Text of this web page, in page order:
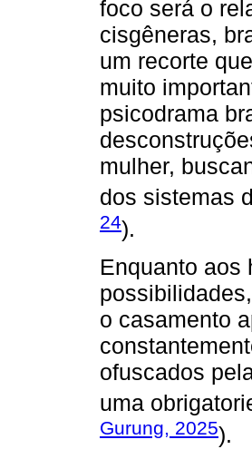
foco será o
cisgêneras,
um recorte
muito
psicodrama
mulher,
dos sistemas
24).
Enquanto aos
o casamento
ofuscados
uma
Gurung, 2025).